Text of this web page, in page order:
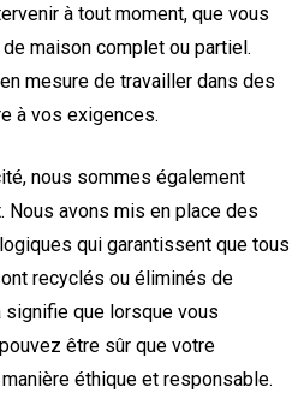
à tout moment, que vous
maison complet ou partiel.
mesure de travailler dans des
à vos exigences.
nous sommes également
Nous avons mis en place des
qui garantissent que tous
recyclés ou éliminés de
signifie que lorsque vous
être sûr que votre
éthique et responsable.